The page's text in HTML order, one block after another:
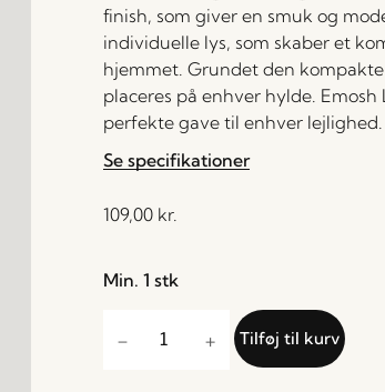
finish, som giver en smuk og
individuelle lys, som skaber et
hjemmet. Grundet den
placeres på enhver hylde.
perfekte gave til enhver lejlighed.
Se specifikationer
109,00 kr.
Min. 1 stk
Tilføj til kurv